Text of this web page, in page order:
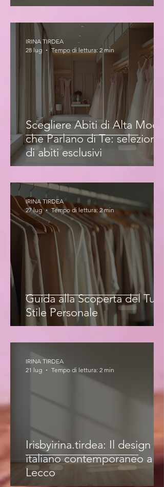
Scegliere Abiti di Alta Moda
che Parlano di Te: selezione
di abiti esclusivi
IRINA TIRDEA
28 lug
Tempo di lettura: 2 min
Guida alla Scoperta del Tuo
Stile Personale
IRINA TIRDEA
27 lug
Tempo di lettura: 2 min
Irisbyirina.tirdea: Il design
italiano contemporaneo a
Lecco
IRINA TIRDEA
21 lug
Tempo di lettura: 2 min